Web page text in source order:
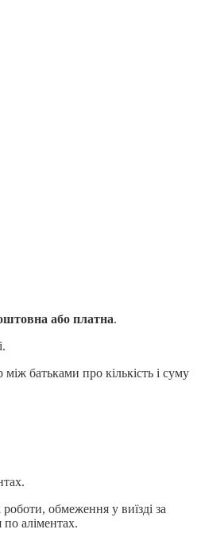
або платна.
батьками про кількість і суму
обмеження у виїзді за
аліментах.